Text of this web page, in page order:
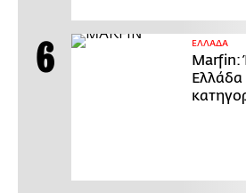
ΕΛΛΑΔΑ
Marfin:
Ελλάδα